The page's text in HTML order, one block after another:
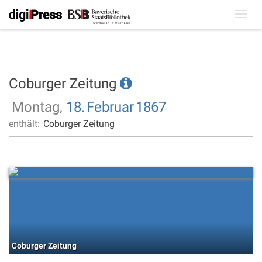
Coburger Zeitung
Montag, 18. Februar1867
enthält: Coburger Zeitung
Coburger Zeitung